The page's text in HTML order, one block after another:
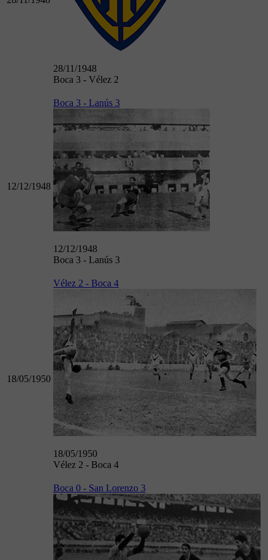
28/11/1948
Boca 3 - Vélez 2
12/12/1948
Boca 3 - Lanús 3
12/12/1948
Boca 3 - Lanús 3
18/05/1950
Vélez 2 - Boca 4
18/05/1950
Vélez 2 - Boca 4
Boca 0 - San Lorenzo 3